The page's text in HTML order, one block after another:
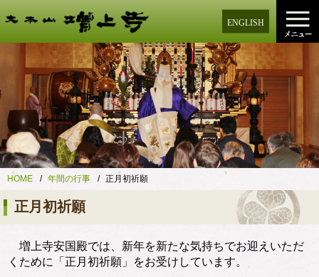
ENGLISH
HOME 年間の行事 正月初祈願
正月初祈願
増上寺安国殿では、新年を新たな気持ちでお迎えいただ
くために「正月初祈願」をお受けしています。